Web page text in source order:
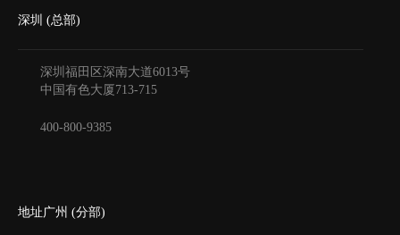
深圳 (总部)
深圳福田区深南大道6013号
中国有色大厦713-715
400-800-9385
地址广州 (分部)